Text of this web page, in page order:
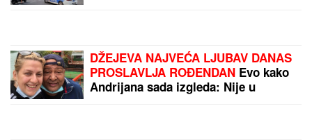
DŽEJEVA NAJVEĆA LJUBAV DANAS
PROSLAVLJA ROĐENDAN Evo kako
Andrijana sada izgleda: Nije u